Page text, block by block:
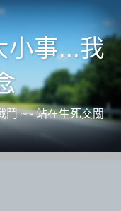
小事...我
鬥 ~~ 站在生死交關